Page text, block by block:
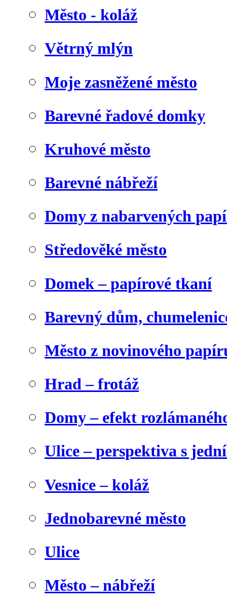
Město - koláž
Větrný mlýn
Moje zasněžené město
Barevné řadové domky
Kruhové město
Barevné nábřeží
Domy z nabarvených
Středověké město
Domek – papírové tkaní
Barevný dům,
Město z novinového
Hrad – frotáž
Domy – efekt
Ulice – perspektiva s
Vesnice – koláž
Jednobarevné město
Ulice
Město – nábřeží